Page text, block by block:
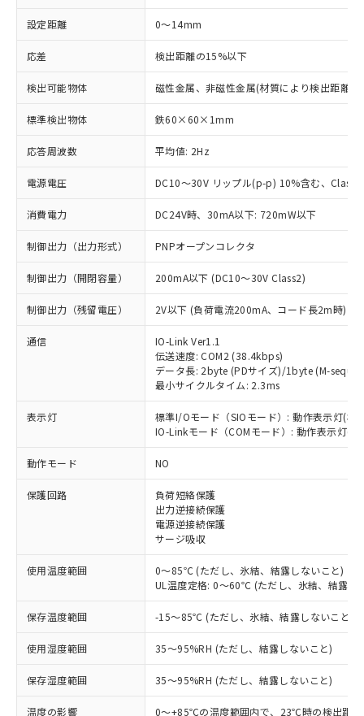
設定距離 0～14mm
応差 検出距離の15%以下
検出可能物体 磁性金属、非磁性金属(材質により検出距離が
標準検出物体 鉄60×60×1mm
応答周波数 平均値: 2Hz
電源電圧 DC10～30V リップル(p-p) 10%含む、Class2
消費電力 DC24V時、30mA以下: 720mW以下
制御出力（出力形式） PNPオープンコレクタ
制御出力（開閉容量） 200mA以下 (DC10～30V Class2)
制御出力（残留電圧） 2V以下 (負荷電流200mA、コード長2m時)
通信
IO-Link Ver1.1
伝送速度: COM2 (38.4kbps)
データ長: 2byte (PDサイズ)/1byte (M-
最小サイクルタイム: 2.3ms
表示灯
標準I/Oモード（SIOモード）: 動作表示灯(橙
IO-Linkモード（COMモード）: 動作表示灯(
動作モード NO
保護回路
負荷短絡保護
出力逆接続保護
電源逆接続保護
サージ吸収
使用温度範囲
0～85℃ (ただし、氷結、結露しないこと)
UL温度定格: 0～60℃ (ただし、氷結、結露し
保存温度範囲 -15～85℃ (ただし、氷結、結露しないこと)
使用湿度範囲 35～95%RH (ただし、結露しないこと)
保存湿度範囲 35～95%RH (ただし、結露しないこと)
温度の影響 0～+85℃の温度範囲内で、23℃時の検出距
ご利用条件
以下の条件をお読みいただき、同意のうえ
ご利用ください。
本サービスは、当社制御機器事業取扱
商品の当社在庫状況および標準価格
(税抜)を提供させていただくもので
当社制御機器事業取扱商品の中には、
本サービスの対象外となる商品もある
対応済み：EU RoHS指令（10物質）の
非含有に対応した製品が提供可能な商品で
す。
対応予定：EU RoHS指令（10物質）の非含
有に対応した製品に切り替える予定のある
対応予定なし：EU RoHS指令（10物質）の
非含有に非対応の商品で、対応品を出す予
定はありません。
調査・確認中：EU RoHS指令（10物質）の
非含有の対応状況を調査中または確認中の
商品です。
非該当品：ライセンス料など無形物で、有
害物質有無と関係のない商品です。
仕入先様の事情により、非含有部品として
※1 中国RoHS○×表
「○」：最大均質材料含有率が中国RoHSの
基準値以下であることを示します。
「×」：最大均質材料含有率が中国RoHSの